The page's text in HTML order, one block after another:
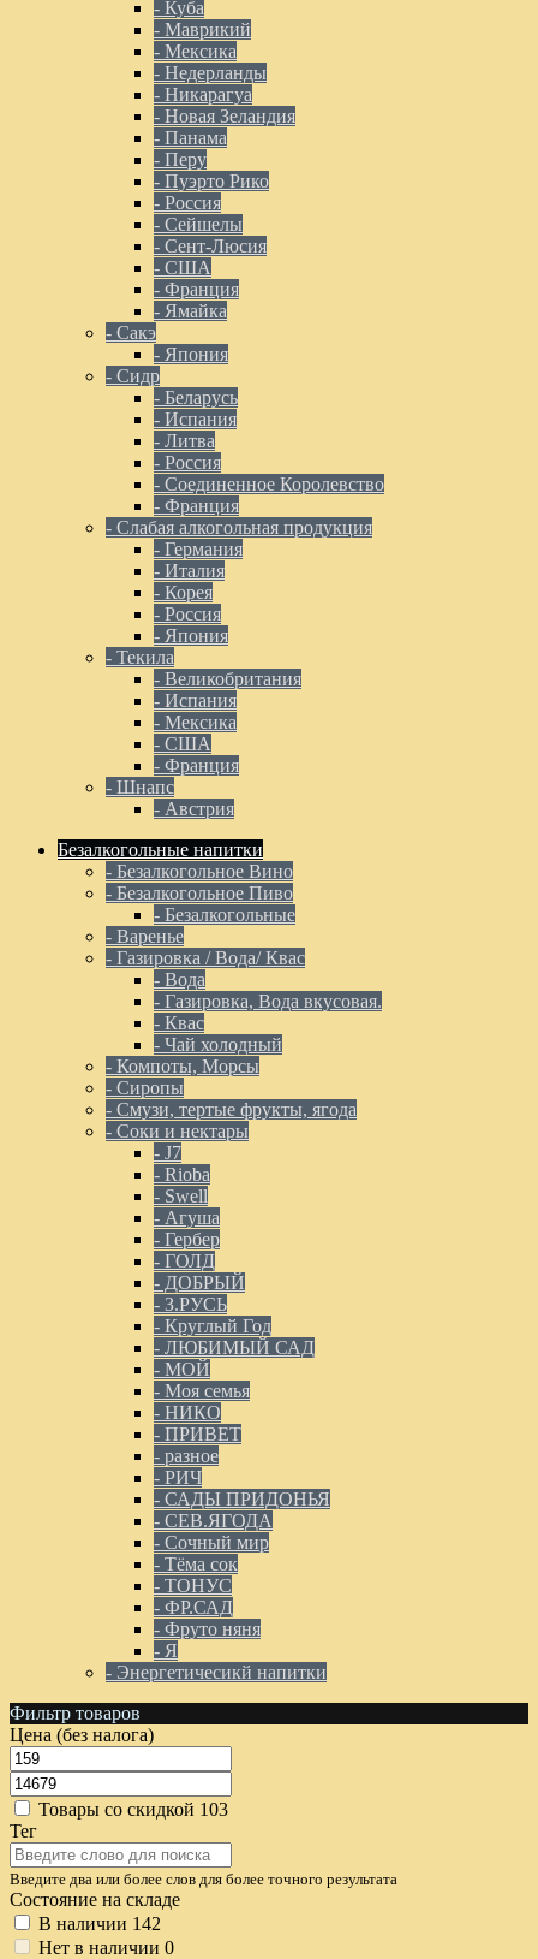
- Куба
- Маврикий
- Мексика
- Недерланды
- Никарагуа
- Новая Зеландия
- Панама
- Перу
- Пуэрто Рико
- Россия
- Сейшелы
- Сент-Люсия
- США
- Франция
- Ямайка
- Сакэ
- Япония
- Сидр
- Беларусь
- Испания
- Литва
- Россия
- Соединенное Королевство
- Франция
- Слабая алкогольная продукция
- Германия
- Италия
- Корея
- Россия
- Япония
- Текила
- Великобритания
- Испания
- Мексика
- США
- Франция
- Шнапс
- Австрия
Безалкогольные напитки
- Безалкогольное Вино
- Безалкогольное Пиво
- Безалкогольные
- Варенье
- Газировка / Вода/ Квас
- Вода
- Газировка, Вода вкусовая.
- Квас
- Чай холодный
- Компоты, Морсы
- Сиропы
- Смузи, тертые фрукты, ягода
- Соки и нектары
- J7
- Rioba
- Swell
- Агуша
- Гербер
- ГОЛД
- ДОБРЫЙ
- З.РУСЬ
- Круглый Год
- ЛЮБИМЫЙ САД
- МОЙ
- Моя семья
- НИКО
- ПРИВЕТ
- разное
- РИЧ
- САДЫ ПРИДОНЬЯ
- СЕВ.ЯГОДА
- Сочный мир
- Тёма сок
- ТОНУС
- ФР.САД
- Фруто няня
- Я
- Энергетичесикй напитки
Фильтр товаров
Цена (без налога)
Товары со скидкой 103
Тег
Введите два или более слов для более точного результата
Состояние на складе
В наличии 142
Нет в наличии 0